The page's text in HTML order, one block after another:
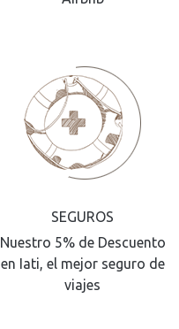
SEGUROS
Nuestro 5% de Descuento
en Iati, el mejor seguro de
viajes